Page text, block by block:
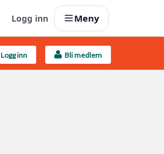
Logg inn Meny
Logg inn Bli medlem